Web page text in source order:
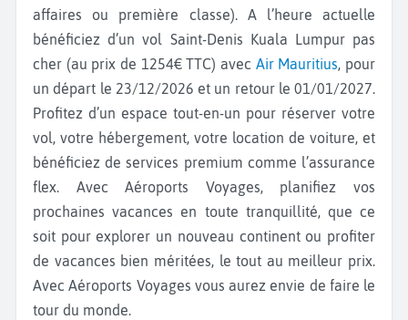
affaires ou première classe). A l’heure actuelle
bénéficiez d’un vol Saint-Denis Kuala Lumpur pas
cher (au prix de 1254€ TTC) avec Air Mauritius, pour
un départ le 23/12/2026 et un retour le 01/01/2027.
Profitez d’un espace tout-en-un pour réserver votre
vol, votre hébergement, votre location de voiture, et
bénéficiez de services premium comme l’assurance
flex. Avec Aéroports Voyages, planifiez vos
prochaines vacances en toute tranquillité, que ce
soit pour explorer un nouveau continent ou profiter
de vacances bien méritées, le tout au meilleur prix.
Avec Aéroports Voyages vous aurez envie de faire le
tour du monde.